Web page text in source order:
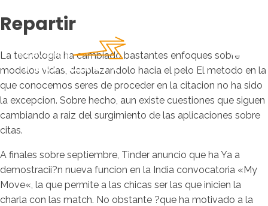
Repartir
La tecnologia ha cambiado bastantes enfoques sobre
modelos vidas, desplazandolo hacia el pelo El metodo en la
que conocemos seres de proceder en la citacion no ha sido
la excepcion. Sobre hecho, aun existe cuestiones que siguen
cambiando a raiz del surgimiento de las aplicaciones sobre
citas.
A finales sobre septiembre, Tinder anuncio que ha Ya a
demostracii?n nueva funcion en la India convocatoria «My
Move«, la que permite a las chicas ser las que inicien la
charla con las match. No obstante ?que ha motivado a la